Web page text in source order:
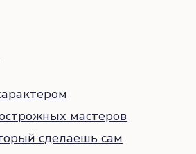
мастеров
сделаешь сам